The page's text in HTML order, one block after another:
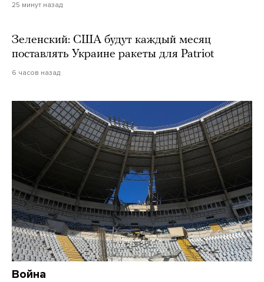
25 минут назад
Зеленский: США будут каждый месяц
поставлять Украине ракеты для Patriot
6 часов назад
Война